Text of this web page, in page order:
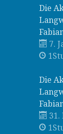
Die
7.
Die
31.